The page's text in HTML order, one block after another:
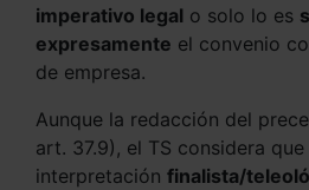
imperativo legal o solo lo es
expresamente el convenio
de empresa.
Aunque la redacción del
art. 37.9), el TS considera
interpretación finalista/